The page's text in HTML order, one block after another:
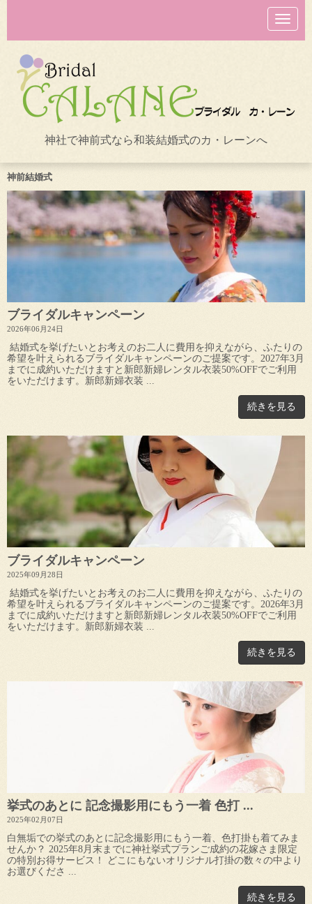
N
a
v
o
n
神社で神前式なら和装結婚式のカ・レーンへ
神前結婚式
ブライダルキャンペーン
2026年06月24日
結婚式を挙げたいとお考えのお二人に費用を抑えながら、ふたりの
希望を叶えられるブライダルキャンペーンのご提案です。2027年3月
までに成約いただけますと新郎新婦レンタル衣装50%OFFでご利用
をいただけます。新郎新婦衣装 ...
続きを見る
ブライダルキャンペーン
2025年09月28日
結婚式を挙げたいとお考えのお二人に費用を抑えながら、ふたりの
希望を叶えられるブライダルキャンペーンのご提案です。2026年3月
までに成約いただけますと新郎新婦レンタル衣装50%OFFでご利用
をいただけます。新郎新婦衣装 ...
続きを見る
挙式のあとに 記念撮影用にもう一着 色打 ...
2025年02月07日
白無垢での挙式のあとに記念撮影用にもう一着、色打掛も着てみま
せんか？ 2025年8月末までに神社挙式プランご成約の花嫁さま限定
の特別お得サービス！ どこにもないオリジナル打掛の数々の中より
お選びくださ ...
続きを見る